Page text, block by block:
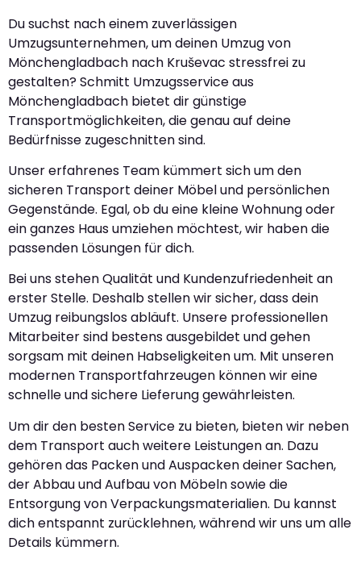
Du suchst nach einem zuverlässigen
Umzugsunternehmen, um deinen Umzug von
Mönchengladbach nach Kruševac stressfrei zu
gestalten? Schmitt Umzugsservice aus
Mönchengladbach bietet dir günstige
Transportmöglichkeiten, die genau auf deine
Bedürfnisse zugeschnitten sind.
Unser erfahrenes Team kümmert sich um den
sicheren Transport deiner Möbel und persönlichen
Gegenstände. Egal, ob du eine kleine Wohnung oder
ein ganzes Haus umziehen möchtest, wir haben die
passenden Lösungen für dich.
Bei uns stehen Qualität und Kundenzufriedenheit an
erster Stelle. Deshalb stellen wir sicher, dass dein
Umzug reibungslos abläuft. Unsere professionellen
Mitarbeiter sind bestens ausgebildet und gehen
sorgsam mit deinen Habseligkeiten um. Mit unseren
modernen Transportfahrzeugen können wir eine
schnelle und sichere Lieferung gewährleisten.
Um dir den besten Service zu bieten, bieten wir neben
dem Transport auch weitere Leistungen an. Dazu
gehören das Packen und Auspacken deiner Sachen,
der Abbau und Aufbau von Möbeln sowie die
Entsorgung von Verpackungsmaterialien. Du kannst
dich entspannt zurücklehnen, während wir uns um alle
Details kümmern.